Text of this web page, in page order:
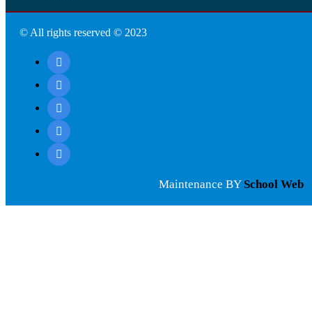
© All rights reserved © 2023
Maintenance BY School Web